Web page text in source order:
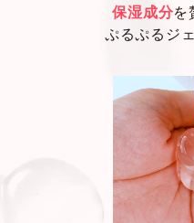
保湿成分を
ぷるぷるジ